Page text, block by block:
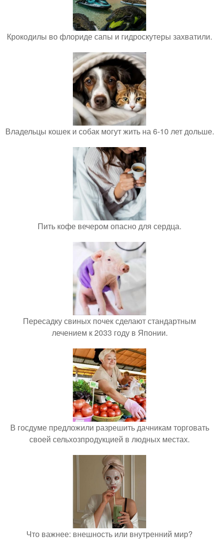
Крокодилы во флориде сапы и гидроскутеры захватили.
Владельцы кошек и собак могут жить на 6-10 лет дольше.
Пить кофе вечером опасно для сердца.
Пересадку свиных почек сделают стандартным
лечением к 2033 году в Японии.
В госдуме предложили разрешить дачникам торговать
своей сельхозпродукцией в людных местах.
Что важнее: внешность или внутренний мир?